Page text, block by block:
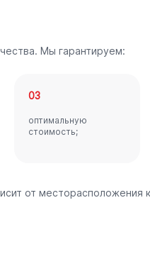
Мы гарантируем:
03
оптимальную
стоимость;
от месторасположения